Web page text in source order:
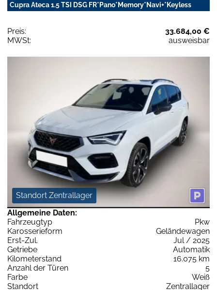
Cupra Ateca 1.5 TSI DSG FR*Pano*Memory*Navi+*Keyless
Preis:
33.684,00 €
MWSt:
ausweisbar
Standort Zentrallager
Allgemeine Daten:
Fahrzeugtyp
Pkw
Karosserieform
Geländewagen
Erst-Zul.
Jul / 2025
Getriebe
Automatik
Kilometerstand
16.075 km
Anzahl der Türen
5
Farbe
Weiß
Standort
Zentrallager